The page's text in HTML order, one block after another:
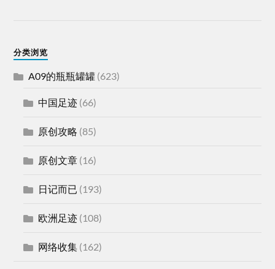
分类浏览
A09的瓶瓶罐罐 (623)
中国足迹 (66)
原创攻略 (85)
原创文章 (16)
日记而已 (193)
欧洲足迹 (108)
网络收集 (162)